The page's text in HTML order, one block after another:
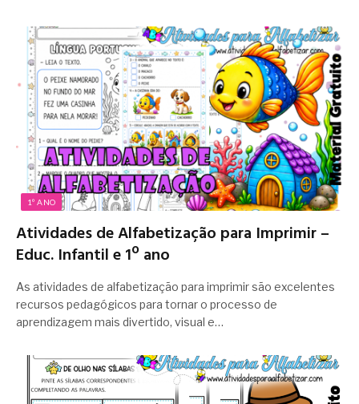
1º ANO
Atividades de Alfabetização para Imprimir –
Educ. Infantil e 1º ano
As atividades de alfabetização para imprimir são excelentes
recursos pedagógicos para tornar o processo de
aprendizagem mais divertido, visual e…